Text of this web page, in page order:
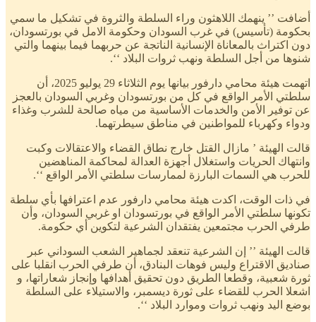
أضافت ’’ ينهمك اللاهثون وراء السلطة والثروة في تشكيل ما سمي
بحكومة (تأسيس) في غرب السودان وحكومة الامل في بورتسودان،
دون اكتراث بالمعاناة الإنسانية الناتجة عن حربهما فيما بينهما والتي
شنوها من أجل السلطة ونهب ثروات البلاد ‘‘.
اتهمت هيئة محامي دارفور بيانها يوم الثلاثاء 29 يوليو 2025، أن
سلطتي الأمر الواقع في كل من بورتسودان وغربي السودان بالعجز
عن توفير الأمن والخدمات الأساسية من مياه صالحة للشرب وغذاء
ودواء وكهرباء للمواطنين في مناطق سيطرتهما.
قالت الهيئة ’ مازال القتل خارج نطاق القضاء والاعتقالات وكبت
وانتهاك الحريات واستغلال أجهزة العدالة لمحاكمة المناهضين
للحرب هي السمات البارزة لممارسات سلطتي الأمر الواقع ‘‘.
في ذات الوقت، اكدت هيئة محامي دارفور عدم اعترافها بأي سلطة
تكونها سلطتي الأمر الواقع في بورتسودان او غربي السودان، وأن
طرفي الحرب مجتمعين يفتقدان الشرعية لتكوين أي حكومة.
قالت الهيئة ’’ إن الشرعية تنعقد لجماهير الشعب السوداني عبر
صناديق الاقتراع وليس فوهات البنادق، أن طرفي الحرب انقلبا على
ثورة شعبية، وقطعا الطريق دون تحقيق أهدافها وإنجاز شعاراتها، و
اشعلا الحرب للقضاء على ثورة ديسمبر، والاستيلاء على السلطة
بوضع اليد ونهب ثروات وموارد البلاد ‘‘.